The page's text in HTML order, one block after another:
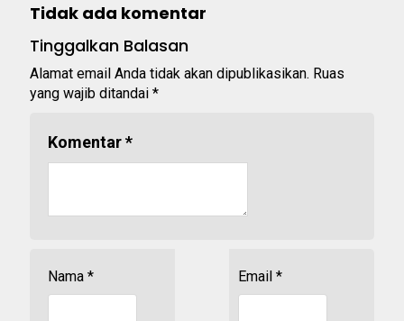
Tidak ada komentar
Tinggalkan Balasan
Alamat email Anda tidak akan dipublikasikan. Ruas
yang wajib ditandai *
Komentar*
Nama * Email *